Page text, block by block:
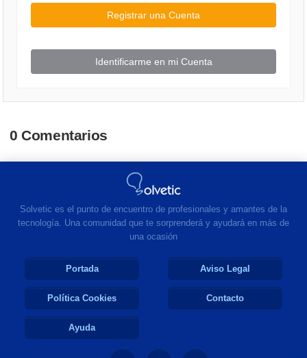
Registrar una Cuenta
Identificarme en mi Cuenta
0 Comentarios
Solvetic es el punto de encuentro de profesionales y amantes de la
tecnología. Una comunidad que te sorprenderá y ayudará en más de
una ocasión
Portada Aviso Legal
Política Cookies Contacto
Ayuda